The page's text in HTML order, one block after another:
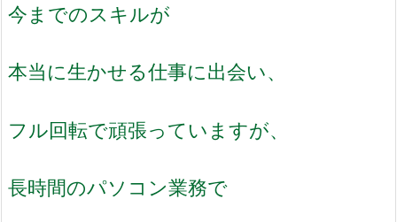
今までのスキルが
本当に生かせる仕事に出会い、
フル回転で頑張っていますが、
長時間のパソコン業務で